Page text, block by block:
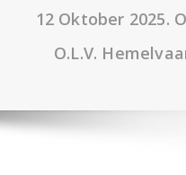
12 Oktober 2025.
O.L.V.